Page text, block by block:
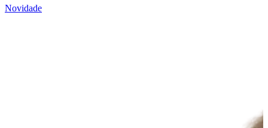
Novidade